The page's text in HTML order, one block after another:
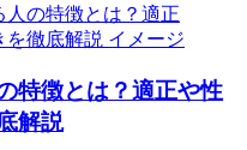
特徴とは？適正や性
解説